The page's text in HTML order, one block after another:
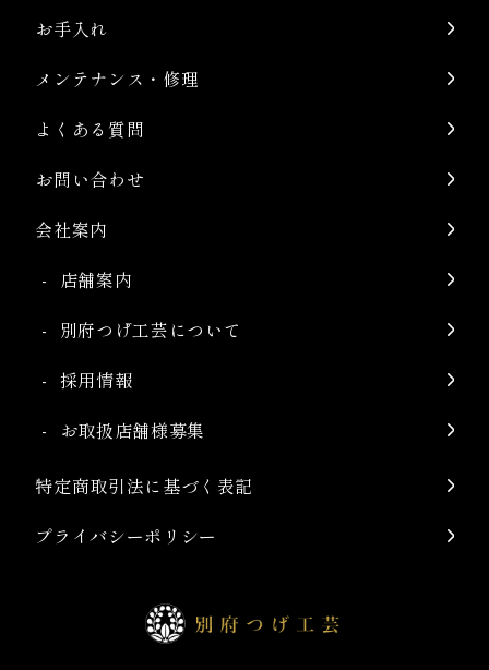
お手入れ
メンテナンス・修理
よくある質問
お問い合わせ
会社案内
店舗案内
別府つげ工芸について
採用情報
お取扱店舗様募集
特定商取引法に基づく表記
プライバシーポリシー